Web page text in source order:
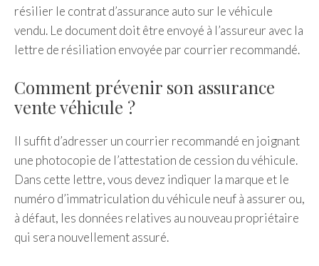
résilier le contrat d’assurance auto sur le véhicule
vendu. Le document doit être envoyé à l’assureur avec la
lettre de résiliation envoyée par courrier recommandé.
Comment prévenir son assurance
vente véhicule ?
Il suffit d’adresser un courrier recommandé en joignant
une photocopie de l’attestation de cession du véhicule.
Dans cette lettre, vous devez indiquer la marque et le
numéro d’immatriculation du véhicule neuf à assurer ou,
à défaut, les données relatives au nouveau propriétaire
qui sera nouvellement assuré.